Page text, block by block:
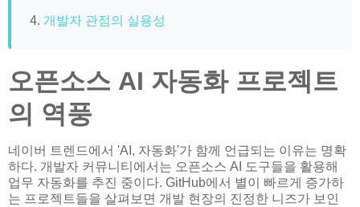
개발자 관점의 실용성
오픈소스 AI 자동화 프로젝트
의 역풍
네이버 트렌드에서 'AI, 자동화'가 함께 언급되는 이유는 명확
하다. 개발자 커뮤니티에서는 오픈소스 AI 도구들을 활용해
업무 자동화를 추진 중이다. GitHub에서 별이 빠르게 증가하
는 프로젝트들을 살펴보면 개발 현장의 진정한 니즈가 보인